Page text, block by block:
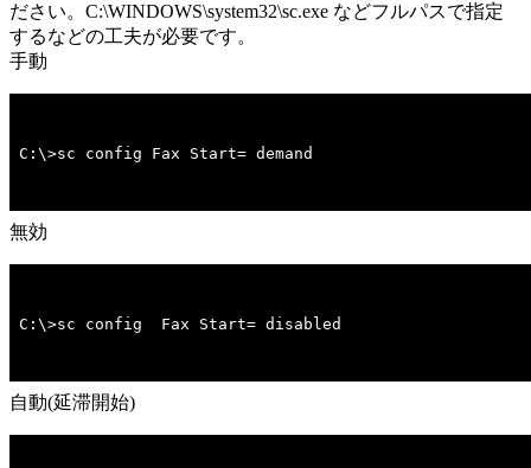
ださい。C:\WINDOWS\system32\sc.exe などフルパスで指定
するなどの工夫が必要です。
手動
C:\>sc config Fax Start= demand
無効
C:\>sc config  Fax Start= disabled
自動(延滞開始)